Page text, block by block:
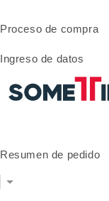
Proceso de compra
Ingreso de datos
Resumen de pedido